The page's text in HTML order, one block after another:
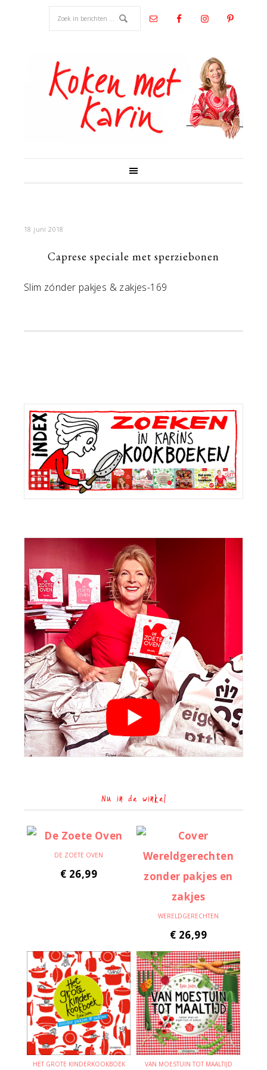
18 juni 2018
Caprese speciale met sperziebonen
Slim zónder pakjes & zakjes-169
Primaire
Sidebar
Nu in de winkel
DE ZOETE OVEN
€ 26,99
WERELDGERECHTEN
€ 26,99
HET GROTE KINDERKOOKBOEK VAN MOESTUIN TOT MAALTIJD